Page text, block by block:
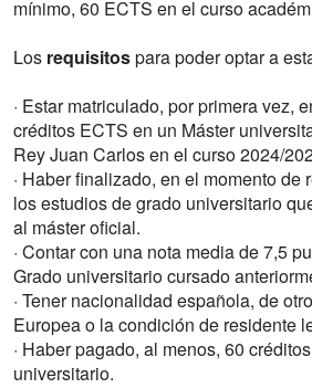
mínimo, 60 ECTS en el curso
Los requisitospara poder optar a
· Estar matriculado, por primera vez,
créditos ECTS en un Máster
Rey Juan Carlos en el curso 2024/
· Haber finalizado, en el momento de
los estudios de grado universitario
al máster oficial.
· Contar con una nota media de 7,5
Grado universitario cursado
· Tener nacionalidad española, de
Europea o la condición de residente
· Haber pagado, al menos, 60
universitario.